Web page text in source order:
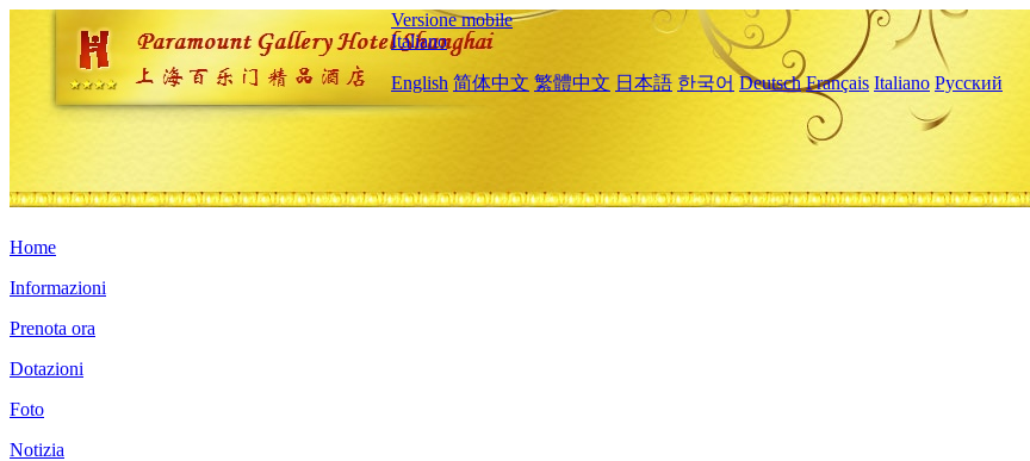
Versione mobile
Italiano
English 简体中文 繁體中文 日本語 한국어 Deutsch Français Italiano Русский
Home
Informazioni
Prenota ora
Dotazioni
Foto
Notizia